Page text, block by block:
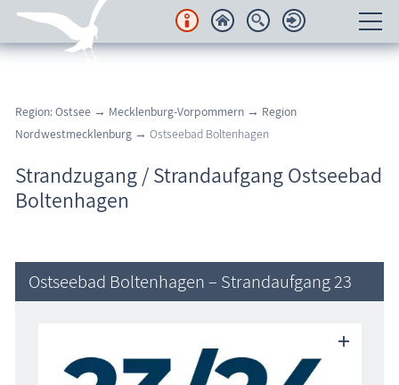
Regionales
Urlaubsorte
Karten
Wissenswertes
Region: Ostsee → Mecklenburg-Vorpommern → Region
Nordwestmecklenburg → Ostseebad Boltenhagen
Strandzugang / Strandaufgang Ostseebad
Boltenhagen
Ostseebad Boltenhagen – Strandaufgang 23